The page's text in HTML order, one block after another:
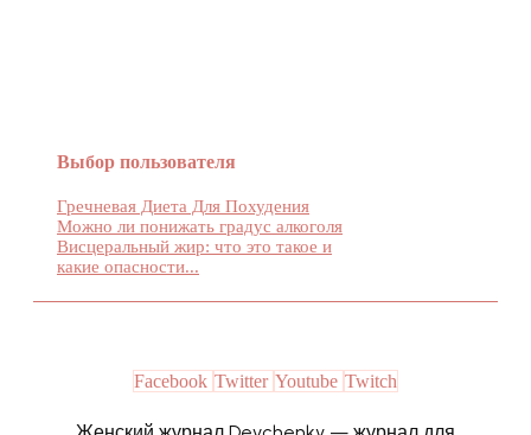
Выбор пользователя
Гречневая Диета Для Похудения
Можно ли понижать градус алкоголя
Висцеральный жир: что это такое и
какие опасности...
Facebook Twitter Youtube Twitch